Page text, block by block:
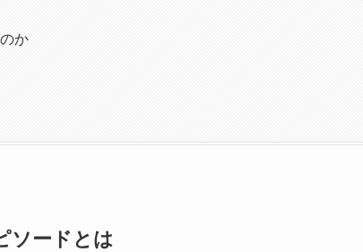
か
ソードとは